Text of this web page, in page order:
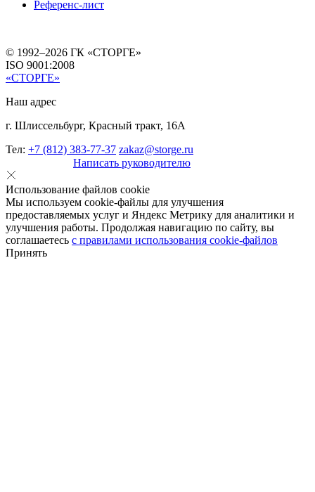
Референс-лист
© 1992–2026 ГК «СТОРГЕ»
ISO 9001:2008
«СТОРГЕ»
Наш адрес
г. Шлиссельбург, Красный тракт, 16А
Тел: +7 (812) 383-77-37 zakaz@storge.ru
Написать руководителю
Использование файлов cookie
Мы используем cookie-файлы для улучшения
предоставляемых услуг и Яндекс Метрику для аналитики и
улучшения работы. Продолжая навигацию по сайту, вы
соглашаетесь с правилами использования cookie-файлов
Принять